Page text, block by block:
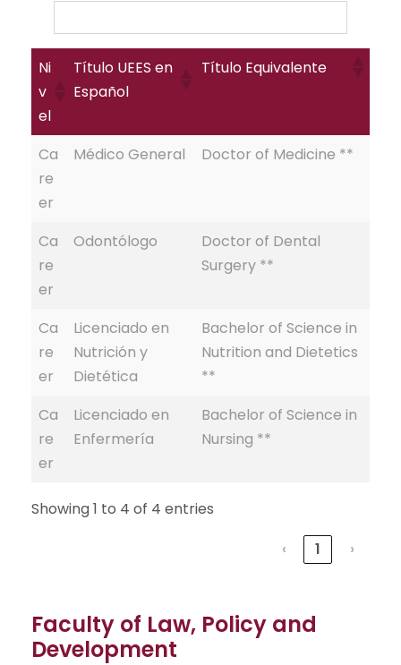
Ni
v
el
Título UEES en
Español
Título Equivalente
Ca
re
er
Médico General Doctor of Medicine **
Ca
re
er
Odontólogo
Doctor of Dental
Surgery **
Ca
re
er
Licenciado en
Nutrición y
Dietética
Bachelor of Science in
Nutrition and Dietetics
**
Ca
re
er
Licenciado en
Enfermería
Bachelor of Science in
Nursing **
Showing 1 to 4 of 4 entries
‹
1 ›
Faculty of Law, Policy and
Development